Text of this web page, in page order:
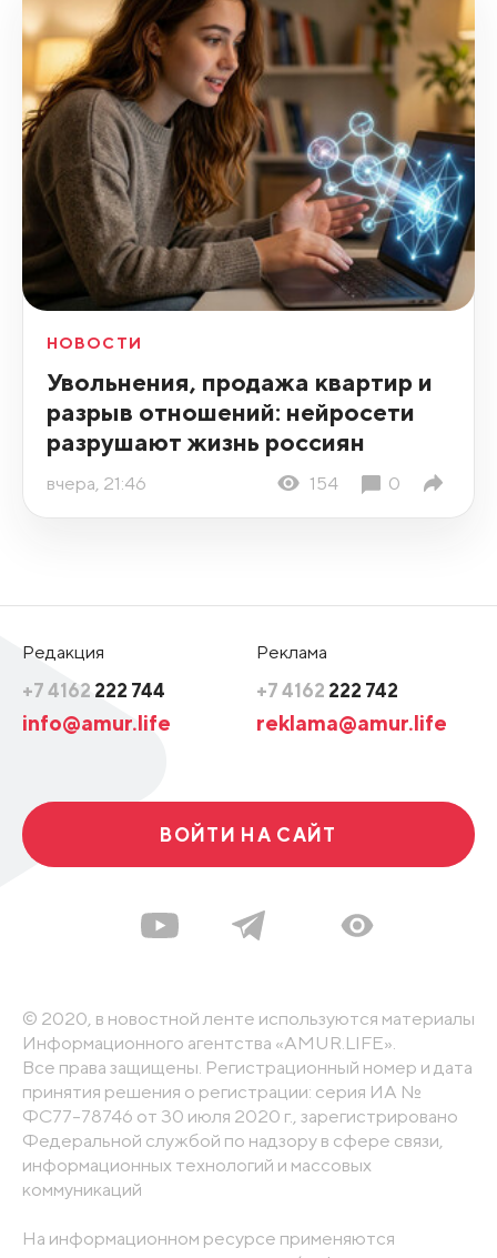
НОВОСТИ
Увольнения, продажа квартир и
разрыв отношений: нейросети
разрушают жизнь россиян
вчера, 21:46 154 0
Редакция
+7 4162 222 744
info@amur.life
Реклама
+7 4162 222 742
reklama@amur.life
ВОЙТИ НА САЙТ
© 2020, в новостной ленте используются материалы
Информационного агентства «AMUR.LIFE».
Все права защищены. Регистрационный номер и дата
принятия решения о регистрации: серия ИА №
ФС77-78746 от 30 июля 2020 г., зарегистрировано
Федеральной службой по надзору в сфере связи,
информационных технологий и массовых
коммуникаций
На информационном ресурсе применяются